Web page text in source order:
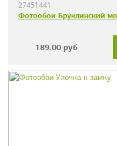
27451441
Фотообои Бруклинский
189.00 руб